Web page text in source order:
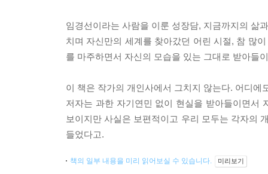
임경선이라는 사람을 이룬 성장담, 지금까지의 삶
치며 자신만의 세계를 찾아갔던 어린 시절, 참 많
를 마주하면서 자신의 모습을 있는 그대로 받아들
이 책은 작가의 개인사에서 그치지 않는다. 어디
저자는 과한 자기연민 없이 현실을 받아들이면서
보이지만 사실은 보편적이고 우리 모두는 각자의
들었다고.
책의 일부 내용을 미리 읽어보실 수 있습니다. 미리보기